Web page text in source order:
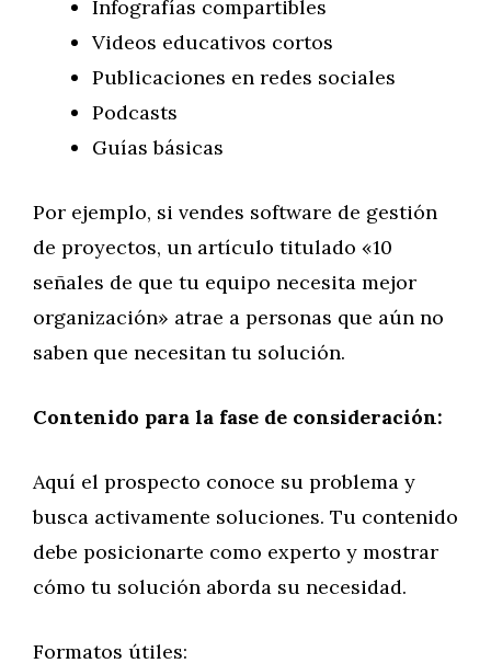
Infografías compartibles
Videos educativos cortos
Publicaciones en redes sociales
Podcasts
Guías básicas
Por ejemplo, si vendes software de gestión
de proyectos, un artículo titulado «10
señales de que tu equipo necesita mejor
organización» atrae a personas que aún no
saben que necesitan tu solución.
Contenido para la fase de consideración:
Aquí el prospecto conoce su problema y
busca activamente soluciones. Tu contenido
debe posicionarte como experto y mostrar
cómo tu solución aborda su necesidad.
Formatos útiles: